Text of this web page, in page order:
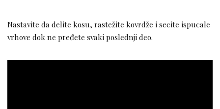
Nastavite da delite kosu, rastežite kovrdže i secite ispucale
vrhove dok ne pređete svaki poslednji deo.